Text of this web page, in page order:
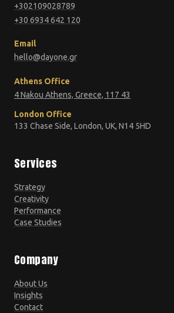
+302109028789
+30 6934 642 120
Email
hello@dayone.gr
Athens Office
4 Nakou Athens, Greece, 117 43
London Office
133 Chase Side, London, UK, N14 5HD
Services
Strategy
Creativity
Performance
Case Studies
Company
About Us
Insights
Contact